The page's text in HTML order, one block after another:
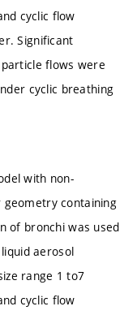
cyclic flow
Significant
flows were
cyclic breathing
with non-
containing
of bronchi was used
aerosol
range 1 to7
cyclic flow